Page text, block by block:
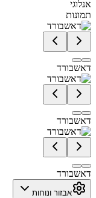
אנלוגי
תמונות
דאשבורד
דאשבורד
דאשבורד
אבזור ונוחות